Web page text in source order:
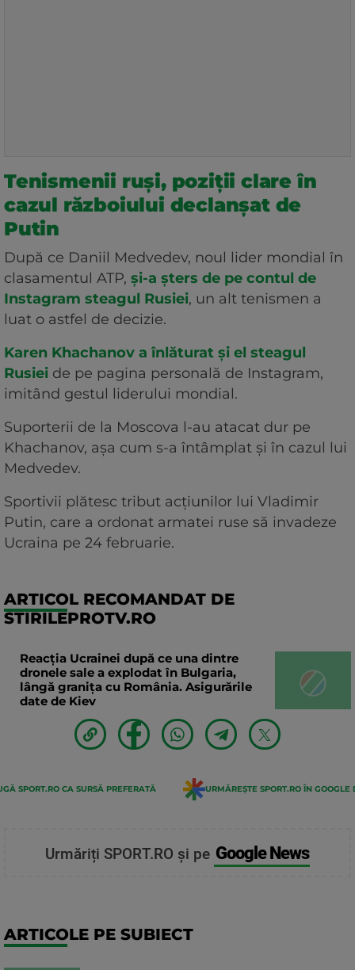
Tenismenii ruși, poziții clare în
cazul războiului declanșat de
Putin
După ce Daniil Medvedev, noul lider mondial în
clasamentul ATP, și-a șters de pe contul de
Instagram steagul Rusiei, un alt tenismen a
luat o astfel de decizie.
Karen Khachanov a înlăturat și el steagul
Rusiei de pe pagina personală de Instagram,
imitând gestul liderului mondial.
Suporterii de la Moscova l-au atacat dur pe
Khachanov, așa cum s-a întâmplat și în cazul lui
Medvedev.
Sportivii plătesc tribut acțiunilor lui Vladimir
Putin, care a ordonat armatei ruse să invadeze
Ucraina pe 24 februarie.
ARTICOL RECOMANDAT DE
STIRILEPROTV.RO
Reacția Ucrainei după ce una dintre
dronele sale a explodat în Bulgaria,
lângă granița cu România. Asigurările
date de Kiev
SPORT.RO CA SURSĂ PREFERATĂ URMĂREȘTE SPORT.RO ÎN GOOGLE
Urmăriți SPORT.RO și pe Google News
ARTICOLE PE SUBIECT